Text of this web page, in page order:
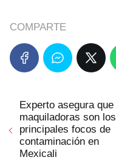
COMPARTE
Experto asegura que
maquiladoras son los
principales focos de
contaminación en
Mexicali